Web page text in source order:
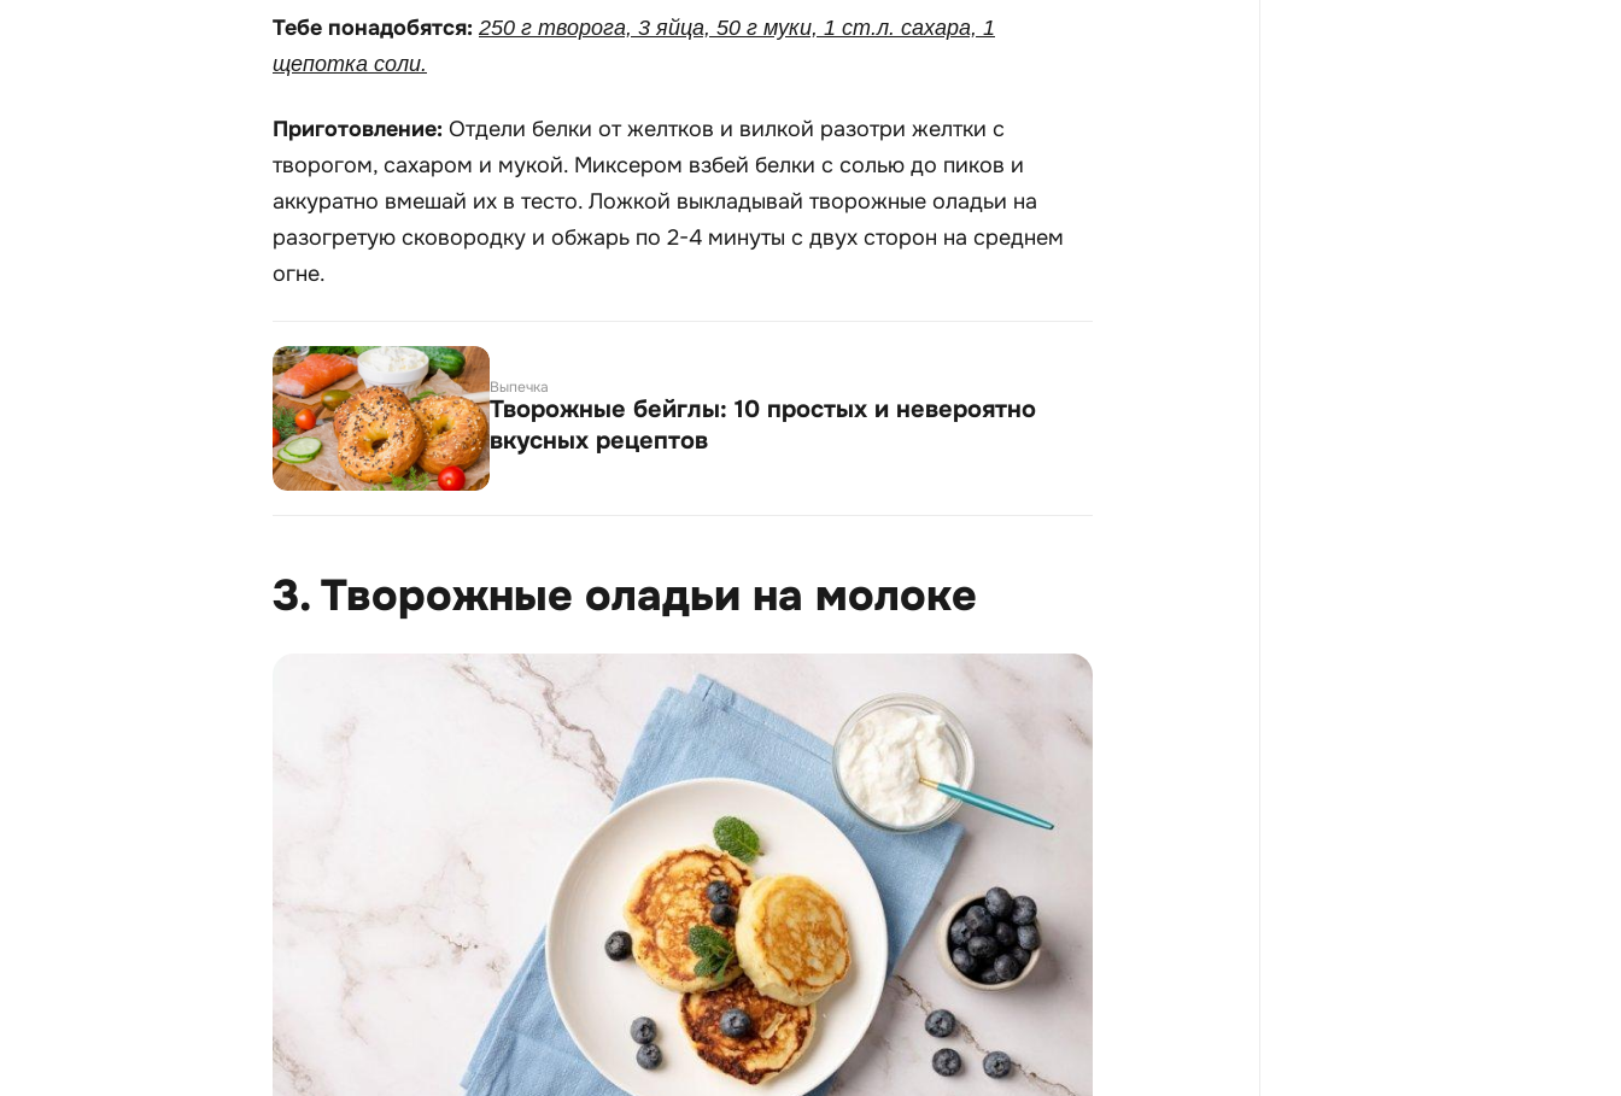
Тебе понадобятся: 250 г творога, 3 яйца, 50 г муки, 1 ст.л. сахара, 1
щепотка соли.
Приготовление: Отдели белки от желтков и вилкой разотри желтки с
творогом, сахаром и мукой. Миксером взбей белки с солью до пиков и
аккуратно вмешай их в тесто. Ложкой выкладывай творожные оладьи на
разогретую сковородку и обжарь по 2-4 минуты с двух сторон на среднем
огне.
Выпечка
Творожные бейглы: 10 простых и невероятно
вкусных рецептов
3. Творожные оладьи на молоке